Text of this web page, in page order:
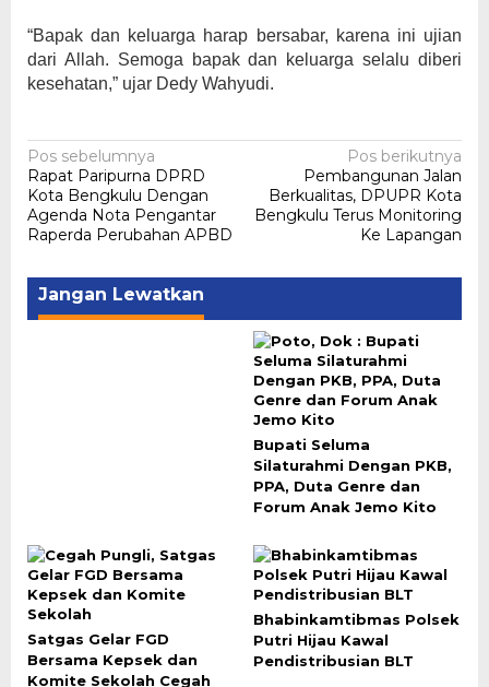
“Bapak dan keluarga harap bersabar, karena ini ujian
dari Allah. Semoga bapak dan keluarga selalu diberi
kesehatan,” ujar Dedy Wahyudi.
Navigasi
pos
Pos sebelumnya
Rapat Paripurna DPRD
Kota Bengkulu Dengan
Agenda Nota Pengantar
Raperda Perubahan APBD
Pos berikutnya
Pembangunan Jalan
Berkualitas, DPUPR Kota
Bengkulu Terus Monitoring
Ke Lapangan
Jangan Lewatkan
Bupati Seluma
Silaturahmi Dengan PKB,
PPA, Duta Genre dan
Forum Anak Jemo Kito
Satgas Gelar FGD
Bersama Kepsek dan
Komite Sekolah Cegah
Bhabinkamtibmas Polsek
Putri Hijau Kawal
Pendistribusian BLT